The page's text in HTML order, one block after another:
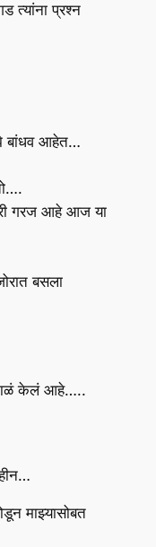
त्यांना प्रश्न
बांधव आहेत…
गरज आहे आज या
बसला
केलं आहे…..
माझ्यासोबत